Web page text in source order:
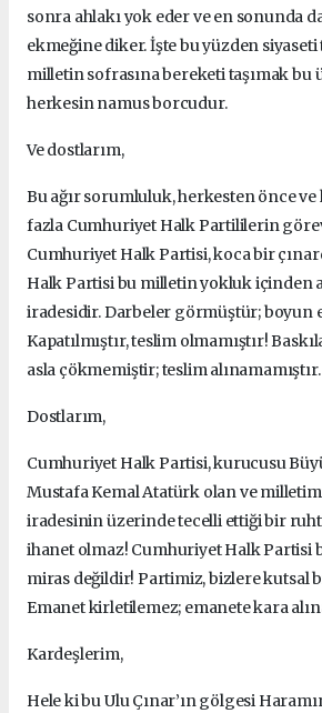
sonra ahlakı yok eder ve en sonunda
ekmeğine diker. İşte bu yüzden
milletin sofrasına bereketi taşımak bu
herkesin namus borcudur.
Ve dostlarım,
Bu ağır sorumluluk, herkesten önce
fazla Cumhuriyet Halk Partililerin
Cumhuriyet Halk Partisi, koca bir
Halk Partisi bu milletin yokluk içinden
iradesidir. Darbeler görmüştür; boyun
Kapatılmıştır, teslim olmamıştır!
asla çökmemiştir; teslim alınamamıştır.
Dostlarım,
Cumhuriyet Halk Partisi, kurucusu
Mustafa Kemal Atatürk olan ve
iradesinin üzerinde tecelli ettiği bir
ihanet olmaz! Cumhuriyet Halk Partisi
miras değildir! Partimiz, bizlere kutsal
Emanet kirletilemez; emanete kara
Kardeşlerim,
Hele ki bu Ulu Çınar’ın gölgesi